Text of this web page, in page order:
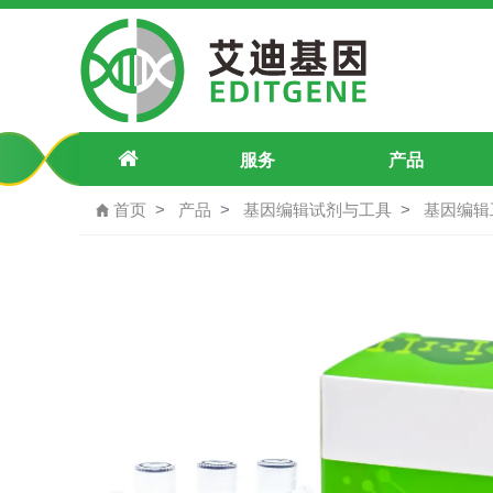
pU6-OCRL-129567300 A>G-
服务 产品
首页 产品 基因编辑试剂与工具 基因编